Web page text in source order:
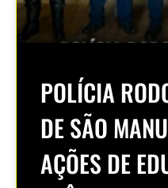
POLÍCIA
DE SÃO
AÇÕES DE